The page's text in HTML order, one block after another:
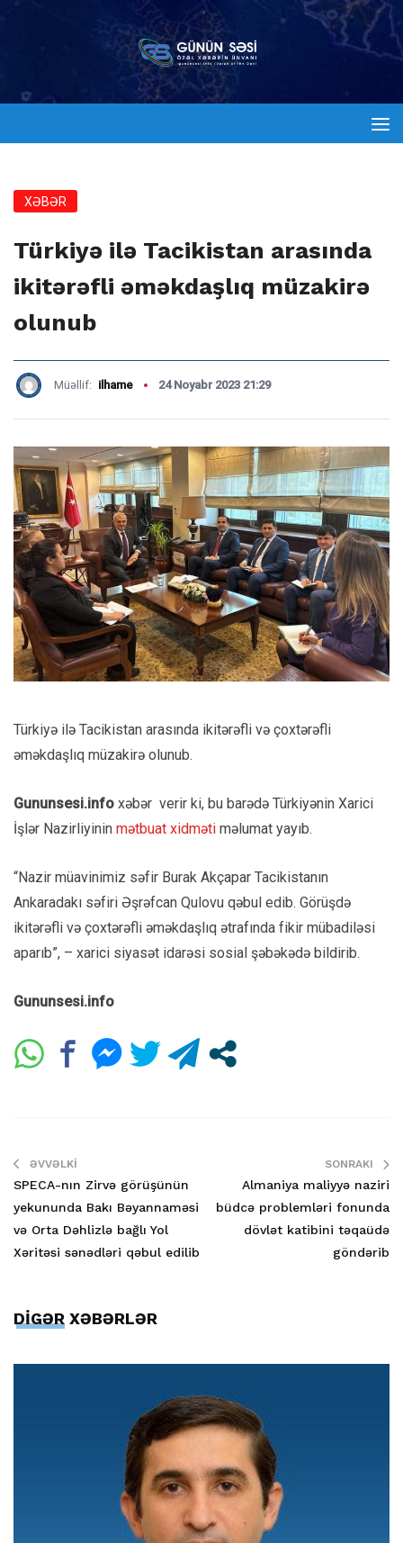
XƏBƏR
Türkiyə ilə Tacikistan arasında
ikitərəfli əməkdaşlıq müzakirə
olunub
Müəllif: ilhame 24 Noyabr 2023 21:29
Türkiyə ilə Tacikistan arasında ikitərəfli və çoxtərəfli
əməkdaşlıq müzakirə olunub.
Gununsesi.info xəbər verir ki, bu barədə Türkiyənin Xarici
İşlər Nazirliyinin mətbuat xidməti məlumat yayıb.
“Nazir müavinimiz səfir Burak Akçapar Tacikistanın
Ankaradakı səfiri Əşrəfcan Qulovu qəbul edib. Görüşdə
ikitərəfli və çoxtərəfli əməkdaşlıq ətrafında fikir mübadiləsi
aparıb”, – xarici siyasət idarəsi sosial şəbəkədə bildirib.
Gununsesi.info
ƏVVƏLKI
SPECA-nın Zirvə görüşünün
yekununda Bakı Bəyannaməsi
və Orta Dəhlizlə bağlı Yol
Xəritəsi sənədləri qəbul edilib
SONRAKI
Almaniya maliyyə naziri
büdcə problemləri fonunda
dövlət katibini təqaüdə
göndərib
DİGƏR XƏBƏRLƏR